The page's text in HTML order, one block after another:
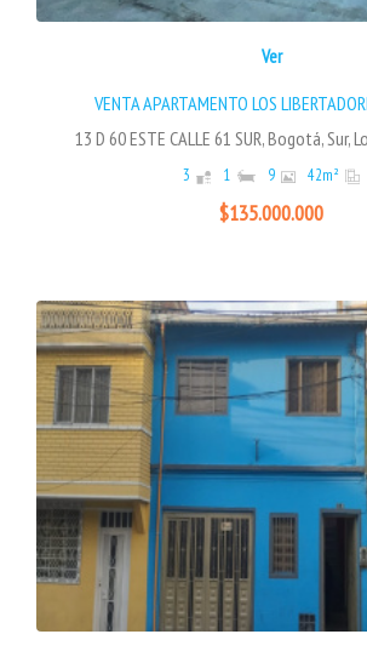
Ver
VENTA APARTAMENTO LOS
13 D 60 ESTE CALLE 61 SUR, Bogotá, Sur,
3 1 9 42m²
$135.000.000